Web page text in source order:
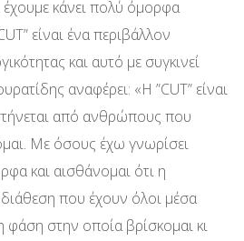
έχουμε κάνει πολύ όμορφα
είναι ένα περιβάλλον
και αυτό με συγκινεί
αναφέρει: «Η ”CUT” είναι
από ανθρώπους που
Με όσους έχω γνωρίσει
και αισθάνομαι ότι η
διάθεση που έχουν όλοι μέσα
φάση στην οποία βρίσκομαι κι